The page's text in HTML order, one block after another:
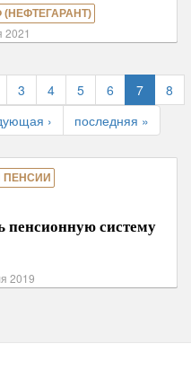
2021
3 4 5 6 7
8
› последняя »
пенсионную систему
2019